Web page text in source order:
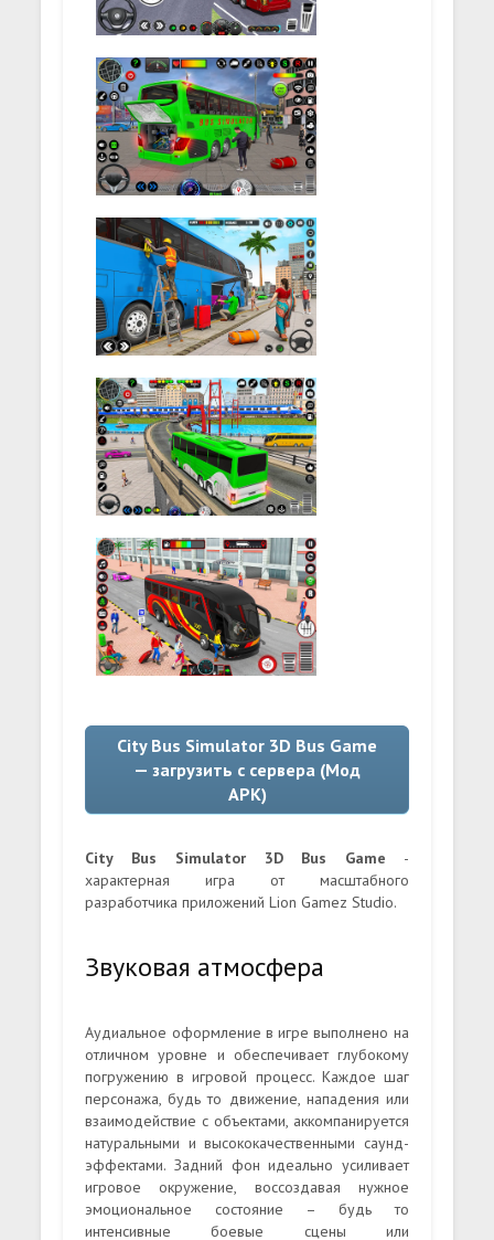
City Bus Simulator 3D Bus Game
— загрузить с сервера (Мод
APK)
City Bus Simulator 3D Bus Game -
характерная игра от масштабного
разработчика приложений Lion Gamez Studio.
Звуковая атмосфера
Аудиальное оформление в игре выполнено на
отличном уровне и обеспечивает глубокому
погружению в игровой процесс. Каждое шаг
персонажа, будь то движение, нападения или
взаимодействие с объектами, аккомпанируется
натуральными и высококачественными саунд-
эффектами. Задний фон идеально усиливает
игровое окружение, воссоздавая нужное
эмоциональное состояние – будь то
интенсивные боевые сцены или